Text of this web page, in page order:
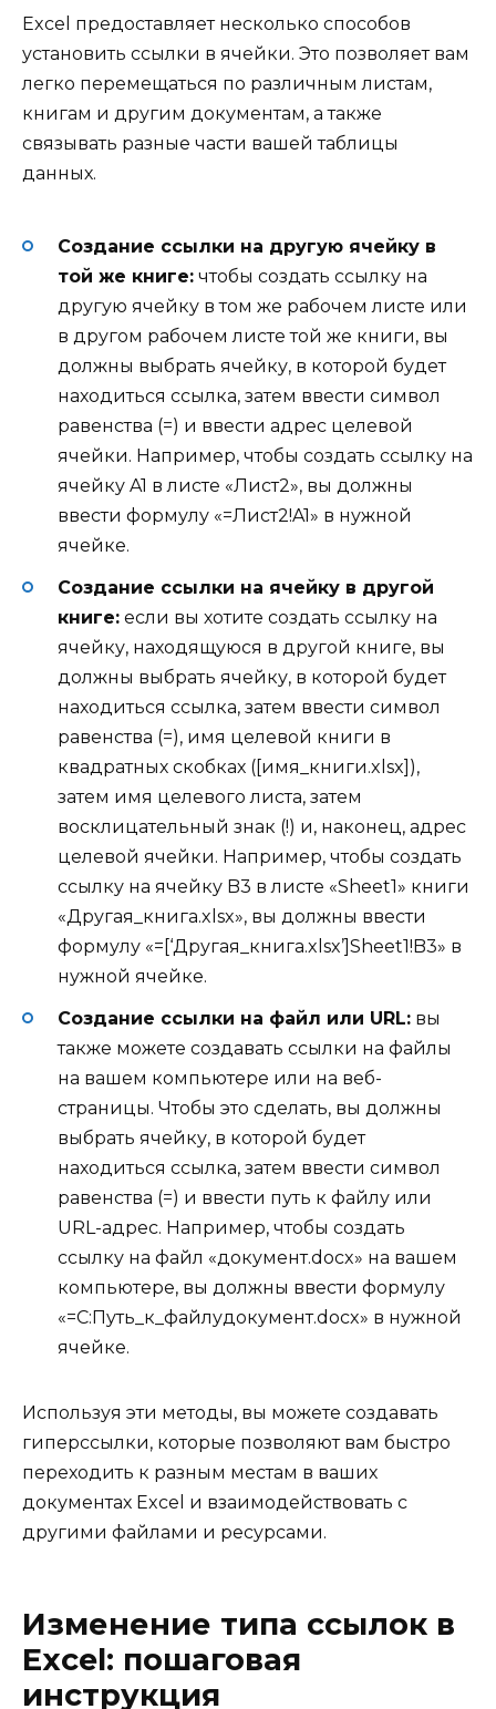
Excel предоставляет несколько способов
установить ссылки в ячейки. Это позволяет вам
легко перемещаться по различным листам,
книгам и другим документам, а также
связывать разные части вашей таблицы
данных.
Создание ссылки на другую ячейку в
той же книге: чтобы создать ссылку на
другую ячейку в том же рабочем листе или
в другом рабочем листе той же книги, вы
должны выбрать ячейку, в которой будет
находиться ссылка, затем ввести символ
равенства (=) и ввести адрес целевой
ячейки. Например, чтобы создать ссылку на
ячейку A1 в листе «Лист2», вы должны
ввести формулу «=Лист2!A1» в нужной
ячейке.
Создание ссылки на ячейку в другой
книге: если вы хотите создать ссылку на
ячейку, находящуюся в другой книге, вы
должны выбрать ячейку, в которой будет
находиться ссылка, затем ввести символ
равенства (=), имя целевой книги в
квадратных скобках ([имя_книги.xlsx]),
затем имя целевого листа, затем
восклицательный знак (!) и, наконец, адрес
целевой ячейки. Например, чтобы создать
ссылку на ячейку B3 в листе «Sheet1» книги
«Другая_книга.xlsx», вы должны ввести
формулу «=[‘Другая_книга.xlsx’]Sheet1!B3» в
нужной ячейке.
Создание ссылки на файл или URL: вы
также можете создавать ссылки на файлы
на вашем компьютере или на веб-
страницы. Чтобы это сделать, вы должны
выбрать ячейку, в которой будет
находиться ссылка, затем ввести символ
равенства (=) и ввести путь к файлу или
URL-адрес. Например, чтобы создать
ссылку на файл «документ.docx» на вашем
компьютере, вы должны ввести формулу
«=C:Путь_к_файлудокумент.docx» в нужной
ячейке.
Используя эти методы, вы можете создавать
гиперссылки, которые позволяют вам быстро
переходить к разным местам в ваших
документах Excel и взаимодействовать с
другими файлами и ресурсами.
Изменение типа ссылок в
Excel: пошаговая
инструкция